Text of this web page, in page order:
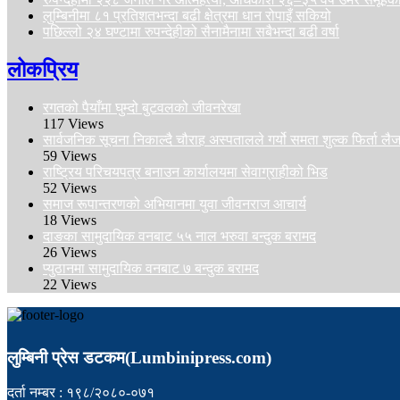
लुम्बिनीमा ८१ प्रतिशतभन्दा बढी क्षेत्रमा धान रोपाइँ सकियो
पछिल्लो २४ घण्टामा रुपन्देहीको सैनामैनामा सबैभन्दा बढी वर्षा
लोकप्रिय
रगतको पैयाँमा घुम्दो बुटवलको जीवनरेखा
117 Views
सार्वजनिक सूचना निकाल्दै चौराह अस्पतालले गर्यो समता शुल्क फिर्ता
59 Views
राष्ट्रिय परिचयपत्र बनाउन कार्यालयमा सेवाग्राहीको भिड
52 Views
समाज रूपान्तरणको अभियानमा युवा जीवनराज आचार्य
18 Views
दाङका सामुदायिक वनबाट ५५ नाल भरुवा बन्दुक बरामद
26 Views
प्युठानमा सामुदायिक वनबाट ७ बन्दुक बरामद
22 Views
लुम्बिनी प्रेस डटकम(Lumbinipress.com)
दर्ता नम्बर : १९८/२०८०-०७१